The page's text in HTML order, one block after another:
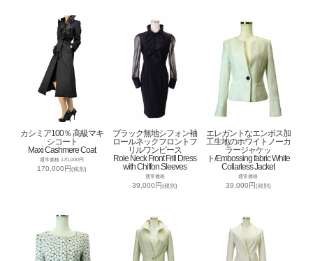
カシミア100％ 高級マキ
シコート
Maxi Cashmere Coat
通常価格 170,000円
170,000円(税別)
ブラック無地シフォン袖
ロールネックフロントフ
リルワンピース
Role Neck Front Frill Dress
with Chiffon Sleeves
通常価格
39,000円(税別)
エレガントなエンボス加
工生地のホワイトノーカ
ラージャケッ
ト/Embossing fabric White
Collarless Jacket
通常価格
39,000円(税別)